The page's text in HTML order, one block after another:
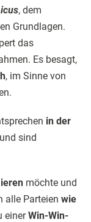
, dem
Grundlagen.
das
Es besagt,
, im Sinne von
in der
sind
möchte und
alle Parteien wie
einerWin-Win-